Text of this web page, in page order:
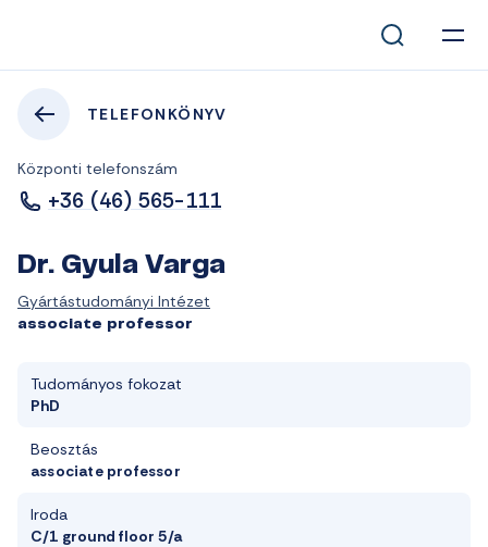
TELEFONKÖNYV
Központi telefonszám
+36 (46) 565-111
Dr. Gyula Varga
Gyártástudományi Intézet
associate professor
Tudományos fokozat
PhD
Beosztás
associate professor
Iroda
C/1 ground floor 5/a